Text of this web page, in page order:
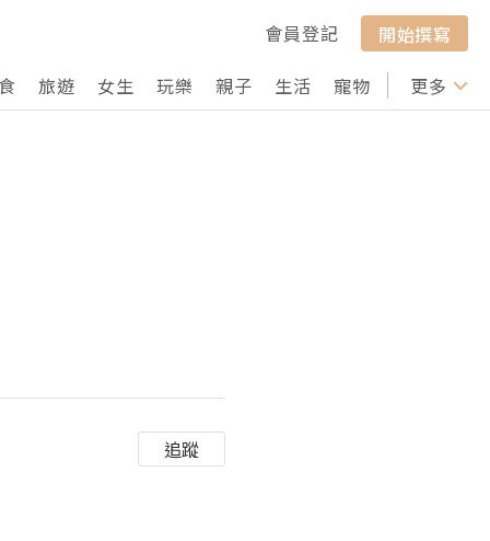
會員登記
開始撰寫
旅遊 女生 玩樂 親子 生活 寵物 行山 打卡
更多
追蹤